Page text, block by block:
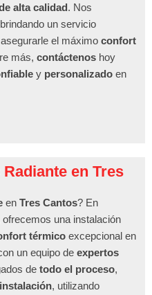
alta calidad. Nos
un servicio
el máximo confort
más, contáctenos hoy
y personalizado en
en Tres
en Tres Cantos? En
ofrecemos una instalación
térmico excepcional en
un equipo de expertos
de todo el proceso,
instalación, utilizando